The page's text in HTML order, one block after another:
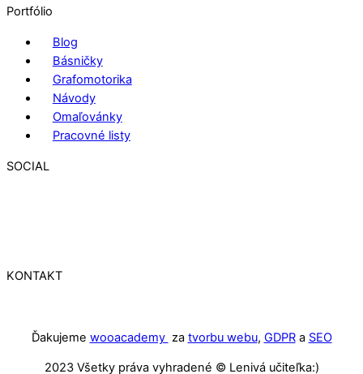
Portfólio
Blog
Básničky
Grafomotorika
Návody
Omaľovánky
Pracovné listy
SOCIAL
KONTAKT
Ďakujeme wooacademy za tvorbu webu, GDPRa SEO
2023 Všetky práva vyhradené © Lenivá učiteľka:)